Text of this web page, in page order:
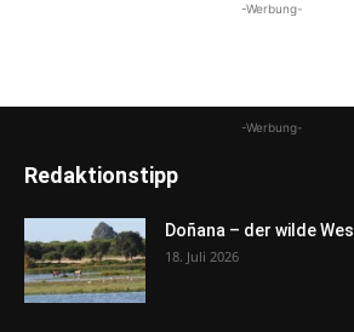
-Werbung-
-Werbung-
Redaktionstipp
Doñana – der wilde
18. Juli 2026